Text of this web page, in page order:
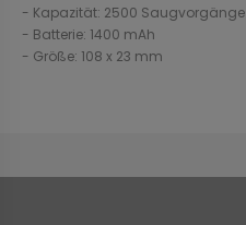
- Kapazität: 2500 Saugvorgänge
- Batterie: 1400 mAh
- Größe: 108 x 23 mm